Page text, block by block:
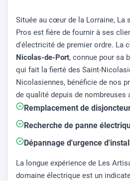
Située au cœur de la Lorraine, La
Pros est fière de fournir à ses
d'électricité de premier ordre. La
Nicolas-de-Port, connue pour sa
qui fait la fierté des Saint-
Nicolasiennes, bénéficie de nos
de qualité depuis de nombreuses
Remplacement de
Recherche de panne
Dépannage d'urgence
La longue expérience de Les
domaine électrique est un